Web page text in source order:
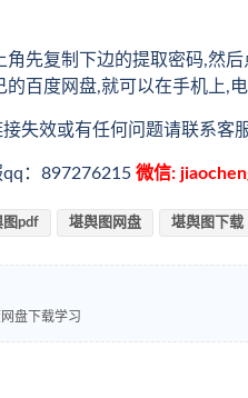
角先复制下边的提取密码,然
百度网盘,就可以在手机上,
失效或有任何问题请联系客
：897276215 微信:
图pdf 堪舆图网盘 堪舆图下载
盘下载学习